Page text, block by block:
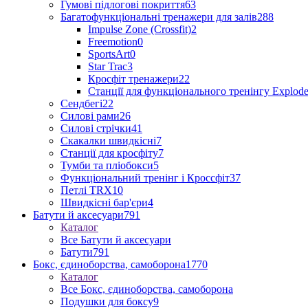
Гумові підлогові покриття63
Багатофункціональні тренажери для залів288
Impulse Zone (Crossfit)2
Freemotion0
SportsArt0
Star Trac3
Кросфіт тренажери22
Станції для функціонального тренінгу Explode
Сендбегі22
Силові рами26
Силові стрічки41
Скакалки швидкісні7
Станції для кросфіту7
Тумби та пліобокси5
Функціональний тренінг і Кроссфіт37
Петлі TRX10
Швидкісні бар'єри4
Батути й аксесуари791
Каталог
Все Батути й аксесуари
Батути791
Бокс, єдиноборства, самоборона1770
Каталог
Все Бокс, єдиноборства, самоборона
Подушки для боксу9